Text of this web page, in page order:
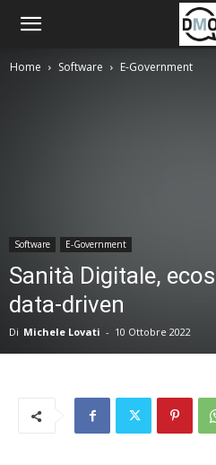
Home Software E-Government
Software E-Government
Sanità Digitale,
data-driven
Di Michele Lovati - 10 Ottobre 2022